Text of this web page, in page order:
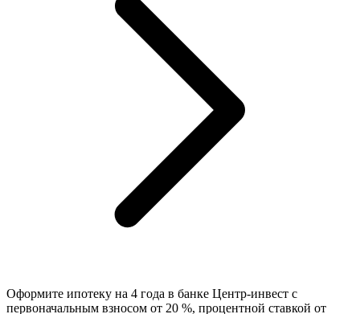
Оформите ипотеку на 4 года в банке Центр-инвест с
первоначальным взносом от 20 %, процентной ставкой от